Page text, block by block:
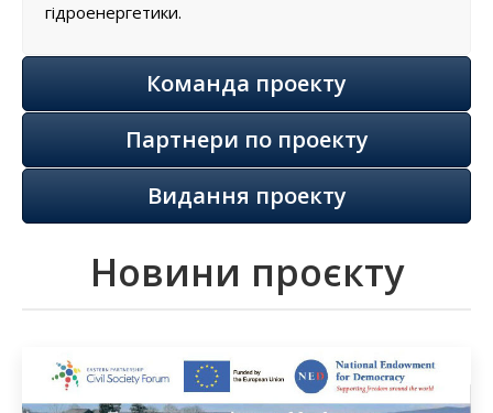
гідроенергетики.
Команда проекту
Партнери по проекту
Видання проекту
Новини проєкту